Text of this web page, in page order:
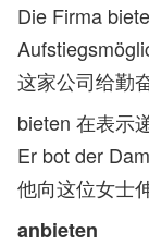
Die Firma
这家公司给勤
bieten 在表示
Er bot der
他向这位女士
anbieten